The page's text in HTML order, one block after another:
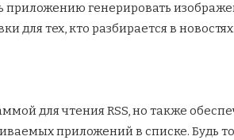
приложению генерировать
для тех, кто разбирается в новостях.
для чтения RSS, но также
приложений в списке. Будь